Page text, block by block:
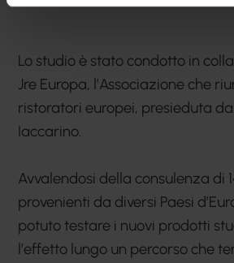
Lo studio è stato condotto in
Jre Europa, l’Associazione che
ristoratori europei, presieduta
Iaccarino.
Avvalendosi della consulenza di
provenienti da diversi Paesi
potuto testare i nuovi prodotti
l’effetto lungo un percorso che